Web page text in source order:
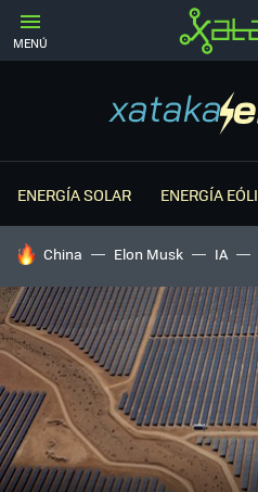
MENÚ
ENERGÍA SOLAR ENERGÍA
HOY SE HABLA DE
China Elon Musk IA